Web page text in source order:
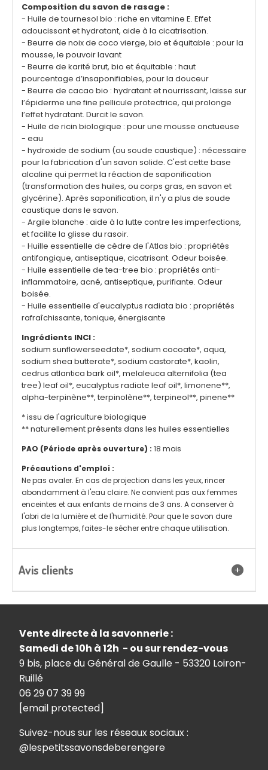
Composition du savon de rasage :
- Huile de tournesol bio : riche en vitamine E. Effet
adoucissant et hydratant, aide à la cicatrisation.
- Beurre de noix de coco vierge, bio et équitable : pour la
mousse, le pouvoir lavant
- Beurre de karité brut, bio et équitable : haut
pourcentage d’insaponifiables, pour la douceur
- Beurre de cacao bio : hydratant et nourrissant, laisse sur
l’épiderme une fine pellicule protectrice, qui prolonge
l’effet hydratant. Durcit le savon.
- Huile de ricin biologique : pour une mousse onctueuse
- eau
- hydroxide de sodium (ou soude caustique) : nécessaire
pour la fabrication d'un savon solide. C'est cette base
alcaline qui permet la réaction de saponification
(transformation des huiles, ou corps gras, en savon et
glycérine). Après saponification, il n'y a plus de soude
caustique dans le savon.
- Argile blanche : aide à la lutte contre les imperfections,
et facilite la glisse du rasoir.
- Huille essentielle de cèdre de l'Atlas bio : propriétés
antifongique, antiseptique, cicatrisant. Odeur boisée.
- Huile essentielle de tea-tree bio : propriétés anti-
inflammatoire, acné, antiseptique, purifiante. Odeur
boisée.
- Huile essentielle d'eucalyptus radiata bio : propriétés
rafraîchissante, tonique, énergisante
Ingrédients INCI :
sodium sunflowerseedate*, sodium cocoate*, aqua,
sodium shea butterate*, sodium castorate*, kaolin,
cedrus atlantica bark oil*, melaleuca alternifolia (tea
tree) leaf oil*, eucalyptus radiate leaf oil*, limonene**,
alpha-terpinène**, terpinolène**, terpineol**, pinene**
* issu de l'agriculture biologique
** naturellement présents dans les huiles essentielles
PAO (Période après ouverture) : 18 mois
Précautions d'emploi :
Ne pas avaler. En cas de projection dans les yeux, rincer
abondamment à l'eau claire. Ne convient pas aux femmes
enceintes et aux enfants de moins de 3 ans. A conserver à
l'abri de la lumière et de l'humidité. Pour que le savon dure
plus longtemps, faites-le sécher entre chaque utilisation.
Avis clients
Vente directe à la savonnerie :
Samedi de 10h à 12h - ou sur rendez-vous
9 bis, place du Général de Gaulle - 53320 Loiron-
Ruillé
06 29 07 39 99
[email protected]
Suivez-nous sur les réseaux sociaux :
@lespetitssavonsdeberengere